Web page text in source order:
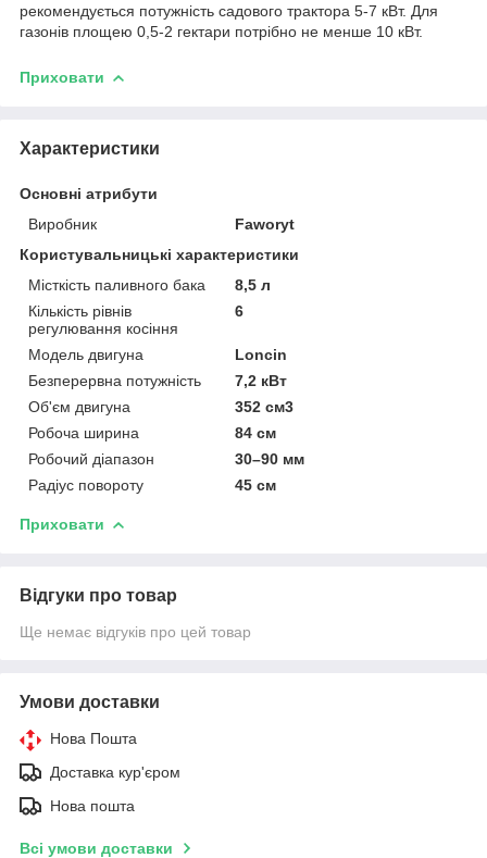
рекомендується потужність садового трактора 5-7 кВт. Для
газонів площею 0,5-2 гектари потрібно не менше 10 кВт.
Приховати
Характеристики
Основні атрибути
Виробник
Faworyt
Користувальницькі характеристики
Місткість паливного бака
8,5 л
Кількість рівнів
регулювання косіння
6
Модель двигуна
Loncin
Безперервна потужність
7,2 кВт
Об'єм двигуна
352 см3
Робоча ширина
84 см
Робочий діапазон
30–90 мм
Радіус повороту
45 см
Приховати
Відгуки про товар
Ще немає відгуків про цей товар
Умови доставки
Нова Пошта
Доставка кур'єром
Нова пошта
Всі умови доставки